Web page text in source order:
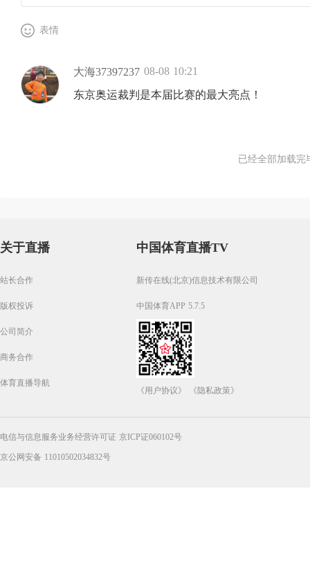
表情
大海37397237 08-08 10:21
东京奥运裁判是本届比赛的最大亮点！
已经全部加载完
关于直播
站长合作
版权投诉
公司简介
商务合作
体育直播导航
中国体育直播TV
新传在线(北京)信息技术有限公司
中国体育APP 5.7.5
《用户协议》 《隐私政策》
电信与信息服务业务经营许可证 京ICP证060102号
京公网安备 11010502034832号